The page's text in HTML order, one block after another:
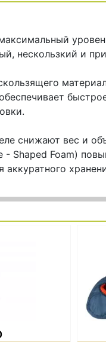
нескользкий и
снижают вес и
- Shaped Foam)